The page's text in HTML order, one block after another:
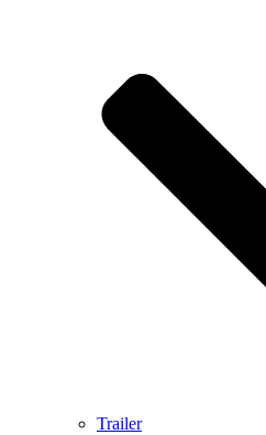
Trailer